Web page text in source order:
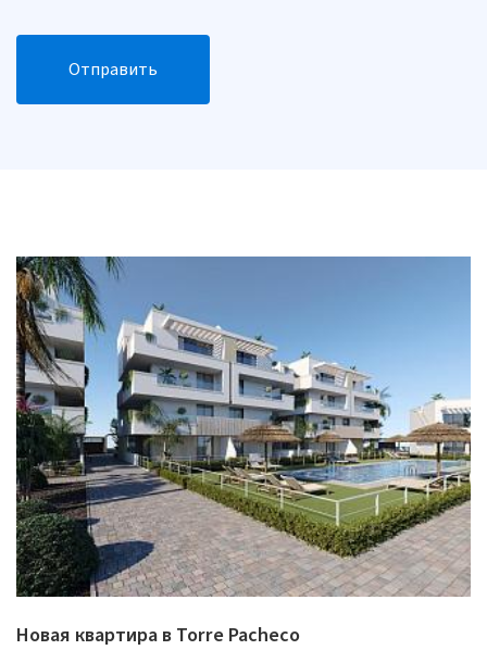
Отправить
Новая квартира в Torre Pacheco